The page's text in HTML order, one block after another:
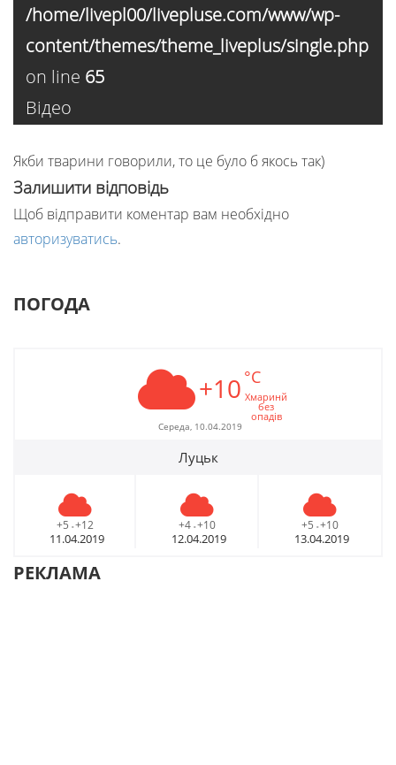
/home/livepl00/livepluse.com/www/wp-
content/themes/theme_liveplus/single.php
on line 65
Відео
Якби тварини говорили, то це було б якось так)
Залишити відповідь
Щоб відправити коментар вам необхідно
авторизуватись.
ПОГОДА
+10 °C
Хмаринй
без
опадів
Середа, 10.04.2019
Луцьк
+5 - +12
11.04.2019
+4 - +10
12.04.2019
+5 - +10
13.04.2019
РЕКЛАМА